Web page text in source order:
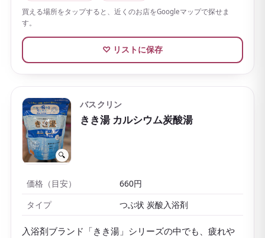
でも手頃なので、日本らしい香りのお土産としてまと
め買いするのにも向いています。
森やひのき、ラベンダーなど、香りの種類が豊富なの
もうれしいところです。
買える場所をタップすると、近くのお店をGoogleマップで探せま
す。
♡ リストに保存
🔍
バスクリン
きき湯 カルシウム炭酸湯
価格（目安）
660円
タイプ
つぶ状 炭酸入浴剤
入浴剤ブランド「きき湯」シリーズの中でも、疲れや